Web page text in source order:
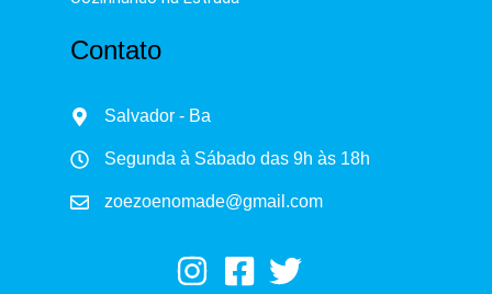
Contato
Salvador - Ba
Segunda à Sábado das 9h às 18h
zoezoenomade@gmail.com